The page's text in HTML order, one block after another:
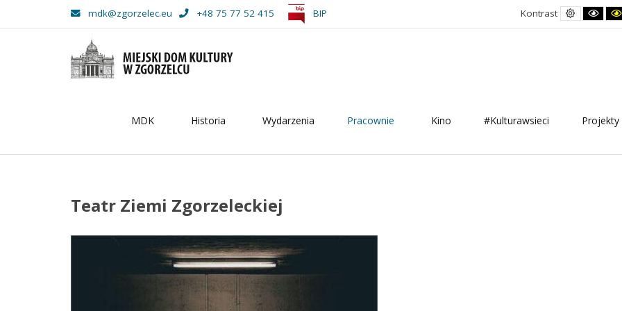
mdk@zgorzelec.eu +48 75 77 52 415 BIP Kontrast Kontrast
domyślny
biały
MDK Historia Wydarzenia Pracownie Kino #Kulturawsieci Projekty
Teatr Ziemi Zgorzeleckiej